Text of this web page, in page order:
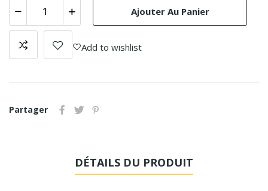
Ajouter Au Panier
Add to wishlist
Partager
DÉTAILS DU PRODUIT